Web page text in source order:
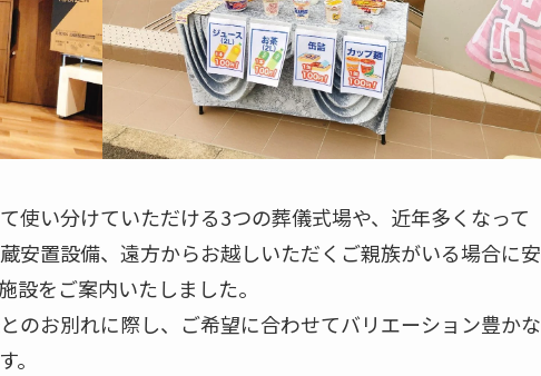
使い分けていただける3つの葬儀式場や、近年多くなって
安置設備、遠方からお越しいただくご親族がいる場合に安
設をご案内いたしました。
のお別れに際し、ご希望に合わせてバリエーション豊かな
。